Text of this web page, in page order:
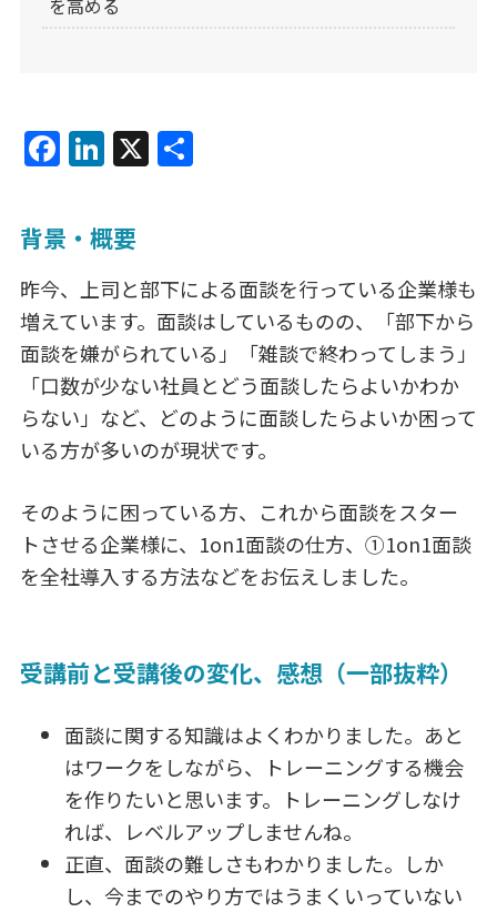
F
c
e
b
o
o
k
Li
k
e
dI
n
X 共
背景・概要
昨今、上司と部下による面談を行っている企業様も
増えています。面談はしているものの、「部下から
面談を嫌がられている」「雑談で終わってしまう」
「口数が少ない社員とどう面談したらよいかわか
らない」など、どのように面談したらよいか困って
いる方が多いのが現状です。
そのように困っている方、これから面談をスター
トさせる企業様に、1on1面談の仕方、①1on1面談
を全社導入する方法などをお伝えしました。
受講前と受講後の変化、感想（一部抜粋）
面談に関する知識はよくわかりました。あと
はワークをしながら、トレーニングする機会
を作りたいと思います。トレーニングしなけ
れば、レベルアップしませんね。
正直、面談の難しさもわかりました。しか
し、今までのやり方ではうまくいっていない